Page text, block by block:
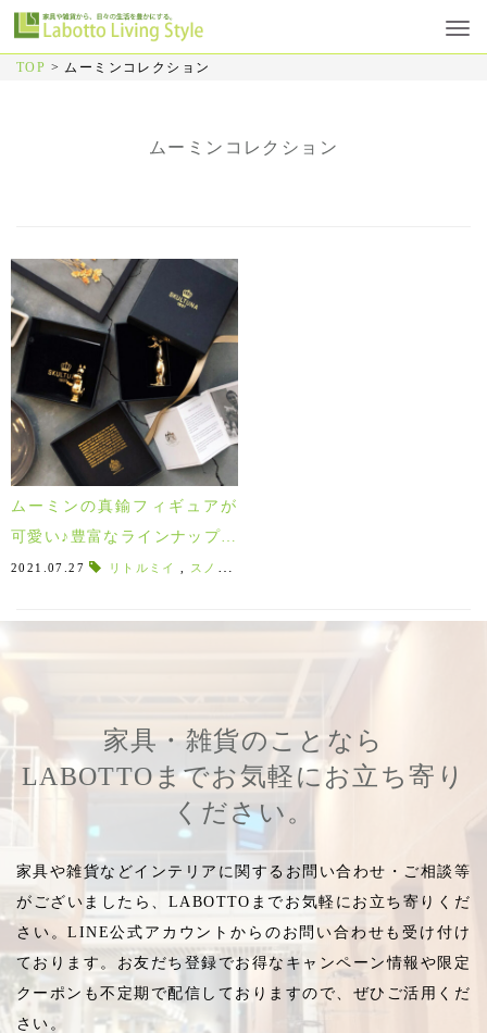
TOP >ムーミンコレクション
ムーミンコレクション
ムーミンの真鍮フィギュアが
可愛い♪豊富なラインナップで
スクルツナから続々登場！
2021.07.27 リトルミイ スノークのおじょうさん
家具・雑貨のことなら
LABOTTOまでお気軽にお立ち寄り
ください。
家具や雑貨などインテリアに関するお問い合わせ・ご相談等
がございましたら、LABOTTOまでお気軽にお立ち寄りくだ
さい。LINE公式アカウントからのお問い合わせも受け付け
ております。お友だち登録でお得なキャンペーン情報や限定
クーポンも不定期で配信しておりますので、ぜひご活用くだ
さい。